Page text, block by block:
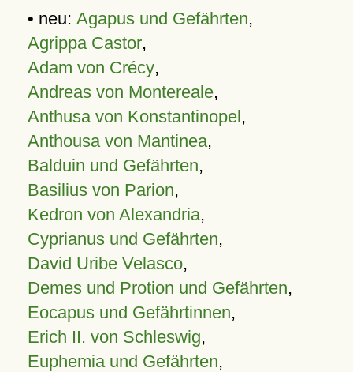
• neu: Agapus und Gefährten,
Agrippa Castor,
Adam von Crécy,
Andreas von Montereale,
Anthusa von Konstantinopel,
Anthousa von Mantinea,
Balduin und Gefährten,
Basilius von Parion,
Kedron von Alexandria,
Cyprianus und Gefährten,
David Uribe Velasco,
Demes und Protion und Gefährten,
Eocapus und Gefährtinnen,
Erich II. von Schleswig,
Euphemia und Gefährten,